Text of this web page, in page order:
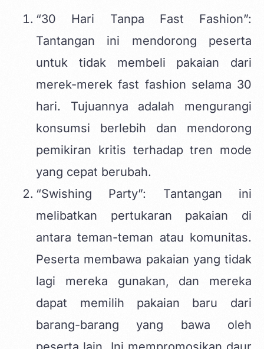
“30 Hari Tanpa Fast Fashion”:
Tantangan ini mendorong peserta
untuk tidak membeli pakaian dari
merek-merek fast fashion selama 30
hari. Tujuannya adalah mengurangi
konsumsi berlebih dan mendorong
pemikiran kritis terhadap tren mode
yang cepat berubah.
“Swishing Party”: Tantangan ini
melibatkan pertukaran pakaian di
antara teman-teman atau komunitas.
Peserta membawa pakaian yang tidak
lagi mereka gunakan, dan mereka
dapat memilih pakaian baru dari
barang-barang yang bawa oleh